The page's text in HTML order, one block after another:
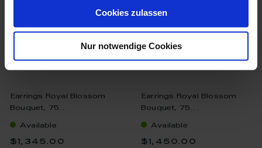
Cookies zulassen
Nur notwendige Cookies
Earrings Royal Blossom
Bouquet, 75...
Available
$1,345.00
Earrings Royal Blossom
Bouquet, 75...
Available
$1,450.00